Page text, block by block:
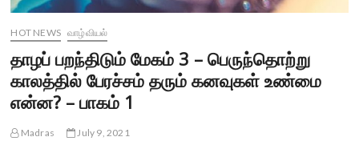
HOT NEWS வாழ்வியல்
தாழப் பறந்திடும் மேகம் 3 – பெருந்தொற்று
காலத்தில் பேரச்சம் தரும் கனவுகள் உண்மை
என்ன? – பாகம் 1
Madras
July 9, 2021